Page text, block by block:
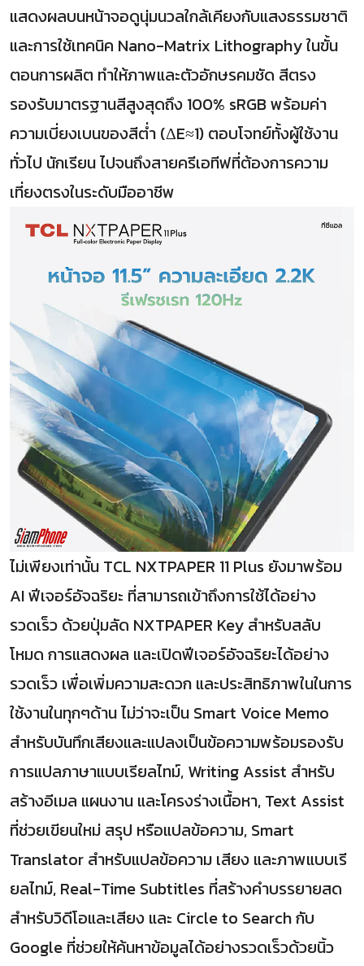
แสดงผลบนหน้าจอดูนุ่มนวลใกล้เคียงกับแสงธรรมชาติ
และการใช้เทคนิค Nano-Matrix Lithography ในขั้น
ตอนการผลิต ทำให้ภาพและตัวอักษรคมชัด สีตรง
รองรับมาตรฐานสีสูงสุดถึง 100% sRGB พร้อมค่า
ความเบี่ยงเบนของสีต่ำ (ΔE≈1) ตอบโจทย์ทั้งผู้ใช้งาน
ทั่วไป นักเรียน ไปจนถึงสายครีเอทีฟที่ต้องการความ
เที่ยงตรงในระดับมืออาชีพ
ไม่เพียงเท่านั้น TCL NXTPAPER 11 Plus ยังมาพร้อม
AI ฟีเจอร์อัจฉริยะ ที่สามารถเข้าถึงการใช้ได้อย่าง
รวดเร็ว ด้วยปุ่มลัด NXTPAPER Key สำหรับสลับ
โหมด การแสดงผล และเปิดฟีเจอร์อัจฉริยะได้อย่าง
รวดเร็ว เพื่อเพิ่มความสะดวก และประสิทธิภาพในในการ
ใช้งานในทุกๆด้าน ไม่ว่าจะเป็น Smart Voice Memo
สำหรับบันทึกเสียงและแปลงเป็นข้อความพร้อมรองรับ
การแปลภาษาแบบเรียลไทม์, Writing Assist สำหรับ
สร้างอีเมล แผนงาน และโครงร่างเนื้อหา, Text Assist
ที่ช่วยเขียนใหม่ สรุป หรือแปลข้อความ, Smart
Translator สำหรับแปลข้อความ เสียง และภาพแบบเรี
ยลไทม์, Real-Time Subtitles ที่สร้างคำบรรยายสด
สำหรับวิดีโอและเสียง และ Circle to Search กับ
Google ที่ช่วยให้ค้นหาข้อมูลได้อย่างรวดเร็วด้วยนิ้ว